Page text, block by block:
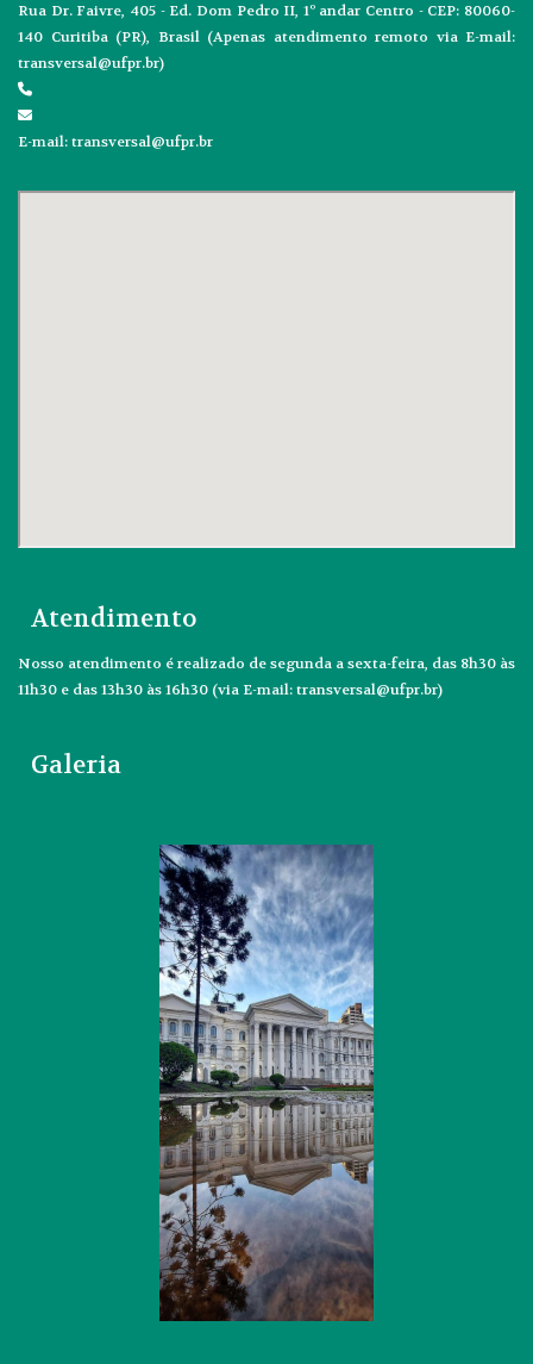
Rua Dr. Faivre, 405 - Ed. Dom Pedro II, 1º andar Centro - CEP: 80060-
140 Curitiba (PR), Brasil (Apenas atendimento remoto via E-mail:
transversal@ufpr.br)
E-mail: transversal@ufpr.br
Atendimento
Nosso atendimento é realizado de segunda a sexta-feira, das 8h30 às
11h30 e das 13h30 às 16h30 (via E-mail: transversal@ufpr.br)
Galeria